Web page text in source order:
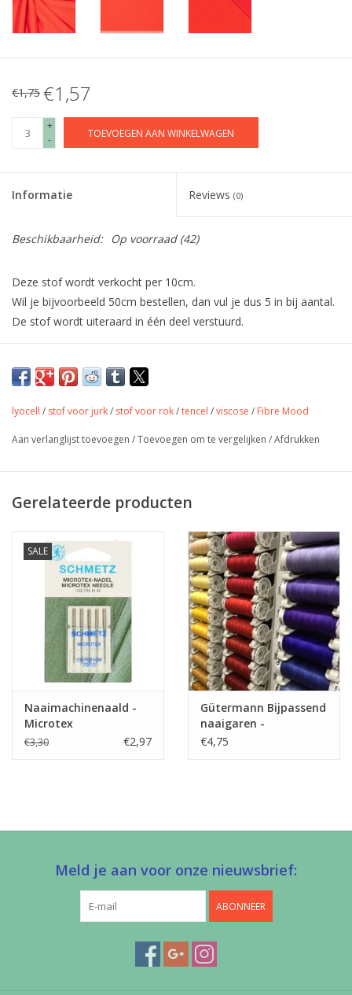
€1,75 €1,57
+
-
TOEVOEGEN AAN WINKELWAGEN
Informatie Reviews (0)
Beschikbaarheid: Op voorraad(42)
Deze stof wordt verkocht per 10cm.
Wil je bijvoorbeeld 50cm bestellen, dan vul je dus 5 in bij aantal.
De stof wordt uiteraard in één deel verstuurd.
Viscose Tricot - Hylda - Koraal Oranje
Kleur
koraal oranje
Gewicht
155 gr/m
accessoires, tassen,...
Label
oeko-tex
ja
lyocell / stof voor jurk/ stof voor rok/tencel /viscose / Fibre Mood
Aan verlanglijst toevoegen /Toevoegen om te vergelijken /Afdrukken
Gerelateerde producten
SALE
Naaimachinenaald -
Microtex
€3,30 €2,97
Gütermann Bijpassend
naaigaren -
Allesnaaigaren 200m
€4,75
Meld je aan voor onze nieuwsbrief:
ABONNEER